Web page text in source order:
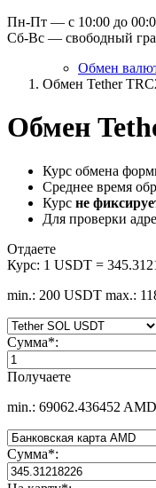
Пн-Пт — c 10:00 до
Сб-Вс — свободный
Обмен
Обмен Tether
Обмен
Курс обмена
Среднее время
Курс не
Для проверки
Отдаете
Курс: 1 USDT =
min.: 200 USDT max.:
Сумма*:
Получаете
min.: 69062.436452 AMD
Сумма*: